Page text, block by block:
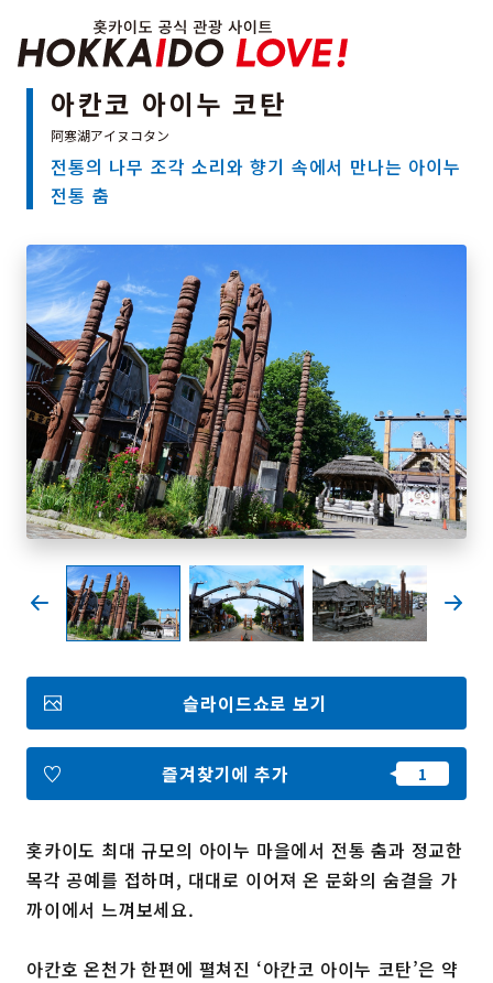
특집
관광지
온천
추천코스
지역 가이드
음식문화
예약
교통
홋카이도 둘러보기
여행 테마로 검색
빗속에서 만끽
7개의 국립공원
절경을 만나는 여행
기초지식
즐겨찾기
Face
book
Insta
gram
YouT
ube
Insta
gram
Face
book
포토갤러리
영상갤러리
팸플릿
이용 규약
운영조직 소개
링크
언어선택
아칸코 아이누 코탄
전통의 나무 조각 소리와 향기 속에서 만나는 아이누
전통 춤
홋카이도 최대 규모의 아이누 마을에서 전통 춤과 정교한
목각 공예를 접하며, 대대로 이어져 온 문화의 숨결을 가
까이에서 느껴보세요.
아칸호 온천가 한편에 펼쳐진 ‘아칸코 아이누 코탄’은 약
슬라이드쇼로 보기
즐겨찾기에 추가